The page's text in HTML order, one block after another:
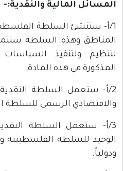
المسائل المالية والنقدية:-
المناطق وهذه السلطة
لتنظيم ولتنفيذ
المذكورة في هذه المادة.
2/أ- ستعمل السلطة
والاقتصادي الرسمي للسلطة
3/أ- ستعمل السلطة
الوحيد للسلطة الفلسطينية
ودولياً.